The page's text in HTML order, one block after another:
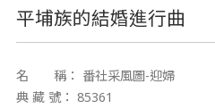
平埔族的結婚進行曲
名 稱： 番社采風圖-迎婦
典 藏 號： 85361